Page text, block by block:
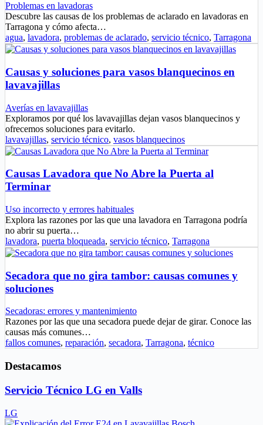
Problemas en lavadoras
Descubre las causas de los problemas de aclarado en lavadoras en
Tarragona y cómo afecta…
agua, lavadora, problemas de aclarado, servicio técnico, Tarragona
Causas y soluciones para vasos blanquecinos en
lavavajillas
Averías en lavavajillas
Exploramos por qué los lavavajillas dejan vasos blanquecinos y
ofrecemos soluciones para evitarlo.
lavavajillas, servicio técnico, vasos blanquecinos
Causas Lavadora que No Abre la Puerta al
Terminar
Uso incorrecto y errores habituales
Explora las razones por las que una lavadora en Tarragona podría
no abrir su puerta…
lavadora, puerta bloqueada, servicio técnico, Tarragona
Secadora que no gira tambor: causas comunes y
soluciones
Secadoras: errores y mantenimiento
Razones por las que una secadora puede dejar de girar. Conoce las
causas más comunes…
fallos comunes, reparación, secadora, Tarragona, técnico
Destacamos
Servicio Técnico LG en Valls
LG